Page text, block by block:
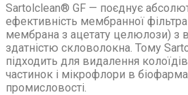
Sartolclean® GF — поєднує
ефективність мембранної
мембрана з ацетату целюлози) з
здатністю скловолокна. Тому
підходить для видалення колоїдів
частинок і мікрофлори в
промисловості.